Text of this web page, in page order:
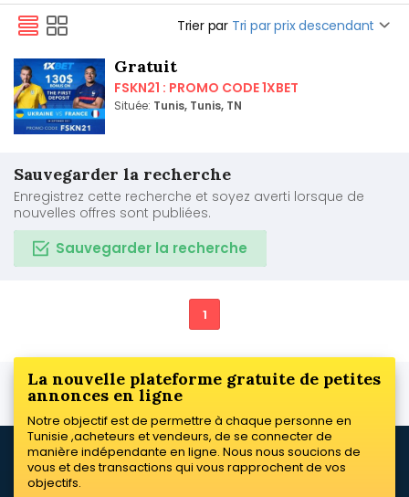
Trier par Tri par prix descendant
Gratuit
FSKN21 : PROMO CODE 1XBET
Située: Tunis, Tunis, TN
Sauvegarder la recherche
Enregistrez cette recherche et soyez averti lorsque de
nouvelles offres sont publiées.
Sauvegarder la recherche
1
La nouvelle plateforme gratuite de petites
annonces en ligne
Notre objectif est de permettre à chaque personne en
Tunisie ,acheteurs et vendeurs, de se connecter de
manière indépendante en ligne. Nous nous soucions de
vous et des transactions qui vous rapprochent de vos
objectifs.